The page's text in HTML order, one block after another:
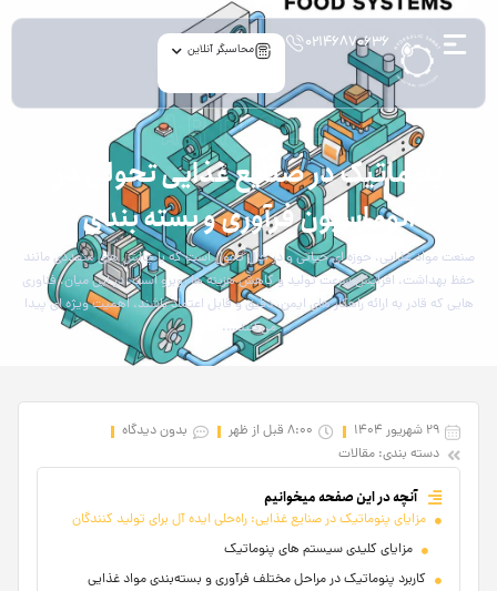
۰۲۱۴۶۸۷۰۶۳۶ محاسبگر آنلاین
article
پنوماتیک در صنایع غذایی تحولی در
اتوماسیون فرآوری و بسته‌ بندی
صنعت مواد غذایی، حوزه‌ ای حیاتی و در حال تحول است که با چالش‌ های متعددی مانند
حفظ بهداشت، افزایش سرعت تولید و کاهش هزینه‌ ها روبرو است. در این میان، فناوری‌
هایی که قادر به ارائه راهکار های ایمن، دقیق و قابل اعتماد باشند، اهمیت ویژه‌ ای پیدا
می‌کنند….
29 شهریور 1404 8:00 قبل از ظهر
بدون دیدگاه
دسته بندی: مقالات
آنچه در این صفحه میخوانیم
مزایای پنوماتیک در صنایع غذایی: راه‌حلی ایده‌ آل برای تولید کنندگان
مزایای کلیدی سیستم‌ های پنوماتیک
کاربرد پنوماتیک در مراحل مختلف فرآوری و بسته‌بندی مواد غذایی